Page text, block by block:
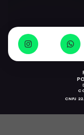
CNPJ